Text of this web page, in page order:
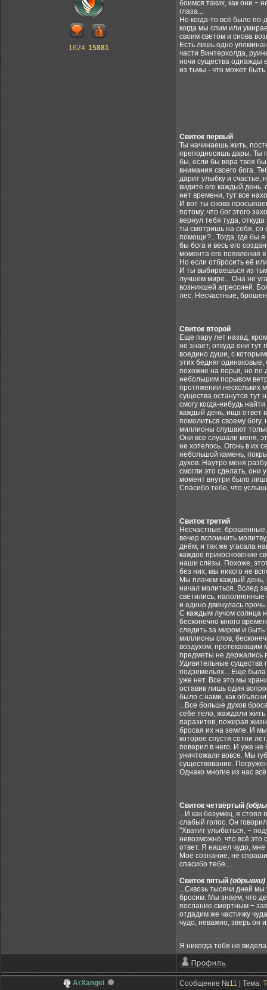
1624 15881
боимся таких, как они −
глаза...
Но когда-то всё было
когда мы спим или
своим светом и снова
Есть лишь одно
части Винтерхолда,
ночи существа однажды
из тьмы - что может быть
Свиток первый
Ты начинаешь жить,
преподносишь дары. Ты
бы, если бы вера твоя
внимания своего бога.
дарит улыбку и счастье,
видите его каждый день,
нет времени, тут все
И вот ты снова
потому, что бог этого
вернул тебя туда,
ты смотришь на себя, со
помощи?.. Тогда, где бы
бы бога и весь его
момента его появления
Но если отбросить её
И ты выбираешься из
лучшем мире... Она не
возникшей агрессией.
лес. Несчастные,
Свиток второй
Еще пару лет назад,
не знает, откуда они тут
воедино души, с
этих бедняг
похожие на перья, но по
небольшим порывом
протяжении нескольких
существа останутся тут
смогу когда-нибудь
каждый день, ища ответ
помолиться своему богу,
миллионы слушают
Они все слушали меня,
не хотелось. Огонь в их
небольшой камень,
духов. Наутро меня
смогли это сделать,
момент внутри было
Спасибо тебе, что
Свиток третий
Несчастные,
вечер вспомнить
днём, и так же угасала
каждое прикосновение
наши слёзы. Похоже,
без них, мы никого не
Мы плачем каждый день,
начал молиться. Вслед
светились, наполненные
и едино двинулась прочь.
С каждым лучом солнца
бесконечно много
следить за миром и быть
миллионы слов,
воздухом, протекающим
предметы не держались
Удивительные существа
подземельях... Еще была
уже нет. Все это мы
оставив лишь один
было с нами, как
...Все больше духов
себе тело, жаждали
паразитов, пожирая
бросая их на земле. И
которое спустя сотни
поверил в него. И уже не
уничтожали вовсе. Мы
существование.
Однако многие из нас
Свиток четвёртый
...И как безумец, я стоял
слабый голос. Он
"Хватит улыбаться, −
невозможно, что всё это
ответ. Я нашел чудо,
Моё сознание, не
спасибо тебе...
Свиток пятый (обрывки)
...Сквозь тысячи дней
бросим. Мы знаем, что
послание смертным −
отдадим же частичку
чудо, неважно, зверь он
Я никогда тебя не
ArXangel Сообщение №11 | Тема: